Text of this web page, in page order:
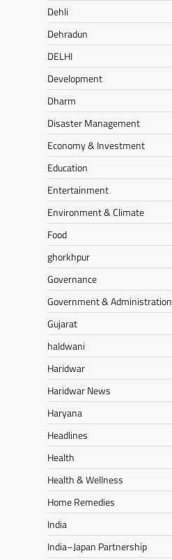
Dehli
Dehradun
DELHI
Development
Dharm
Disaster Management
Economy & Investment
Education
Entertainment
Environment & Climate
Food
ghorkhpur
Governance
Government & Administration
Gujarat
haldwani
Haridwar
Haridwar News
Haryana
Headlines
Health
Health & Wellness
Home Remedies
India
India–Japan Partnership